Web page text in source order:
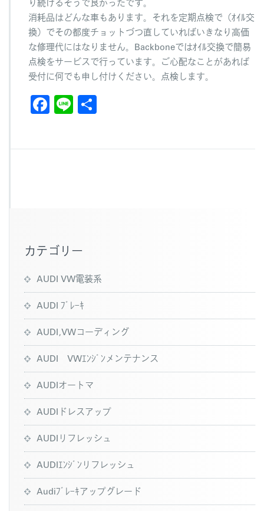
消耗品はどんな車もあります。それを定期点検で（ｵｲﾙ交
換）でその都度チョットづつ直していればいきなり高価
な修理代にはなりません。Backboneではｵｲﾙ交換で簡易
点検をサービスで行っています。ご心配なことがあれば
受付に何でも申し付けください。点検します。
F
c
Li
e
カテゴリー
AUDI VW電装系
AUDI ﾌﾞﾚｰｷ
AUDI,VWコーディング
AUDI VWｴﾝｼﾞﾝメンテナンス
AUDIオートマ
AUDIドレスアップ
AUDIリフレッシュ
AUDIｴﾝｼﾞﾝリフレッシュ
Audiﾌﾞﾚｰｷアップグレード